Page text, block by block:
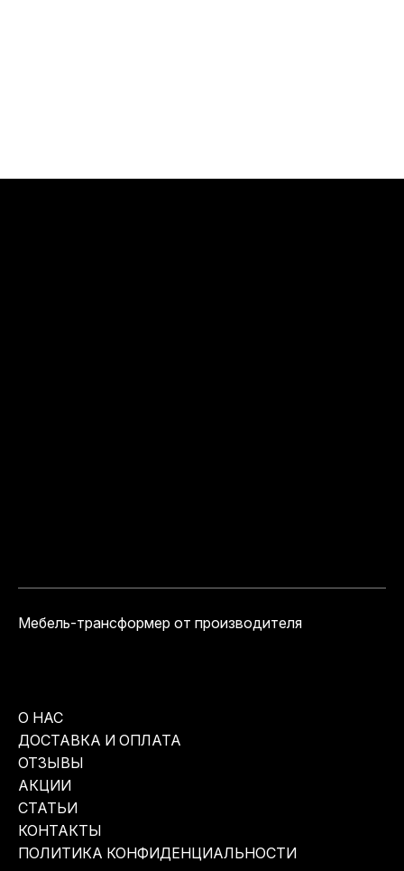
Мебель-трансформер от производителя
О НАС
ДОСТАВКА И ОПЛАТА
ОТЗЫВЫ
АКЦИИ
СТАТЬИ
КОНТАКТЫ
ПОЛИТИКА КОНФИДЕНЦИАЛЬНОСТИ